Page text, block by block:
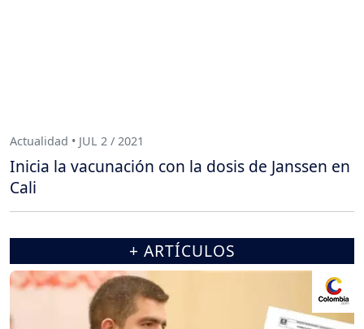
Actualidad • JUL 2 / 2021
Inicia la vacunación con la dosis de Janssen en
Cali
+ ARTÍCULOS